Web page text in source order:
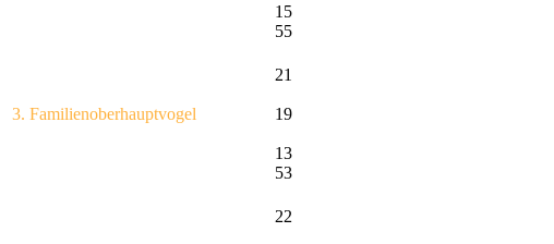
15
55
3. Familienoberhauptvogel
21
19
13
53
22